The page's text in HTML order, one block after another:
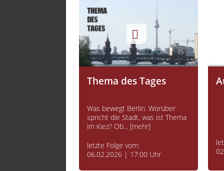
Thema des Tages
Was bewegt Berlin. Worüber
spricht die Stadt, was ist Thema
im Kiez? Ob... [mehr]
letzte Folge vom:
06.02.2026 | 17:00 Uhr